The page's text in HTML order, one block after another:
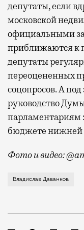
депутаты, если
московской
официальными
приближаются к
депутаты
переоцененных
соцопросов. А
руководство
парламентариям
бюджете нижней
Фото и видео:
Видео с
Владислав Даванков